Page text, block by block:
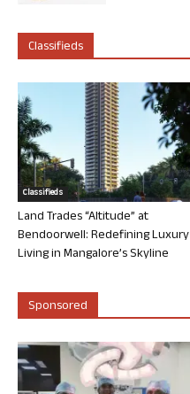
Classifieds
Classifieds
Land Trades “Altitude” at
Bendoorwell: Redefining Luxury
Living in Mangalore’s Skyline
Sponsored